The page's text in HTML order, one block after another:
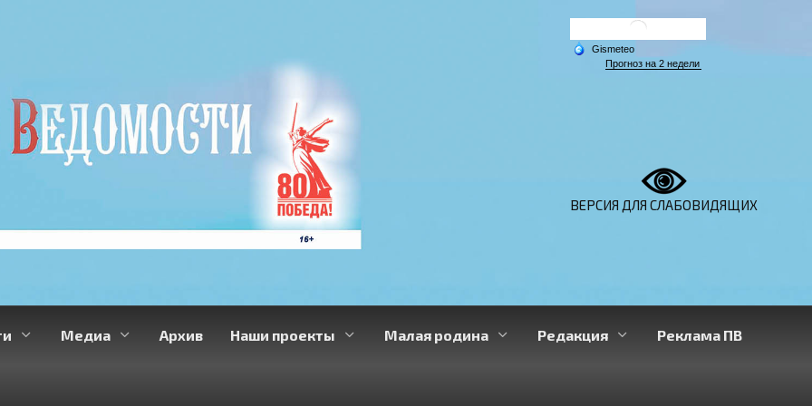
ВЕРСИЯ ДЛЯ СЛАБОВИДЯЩИХ
Медиа Архив Наши проекты Малая родина Редакция Реклама ПВ